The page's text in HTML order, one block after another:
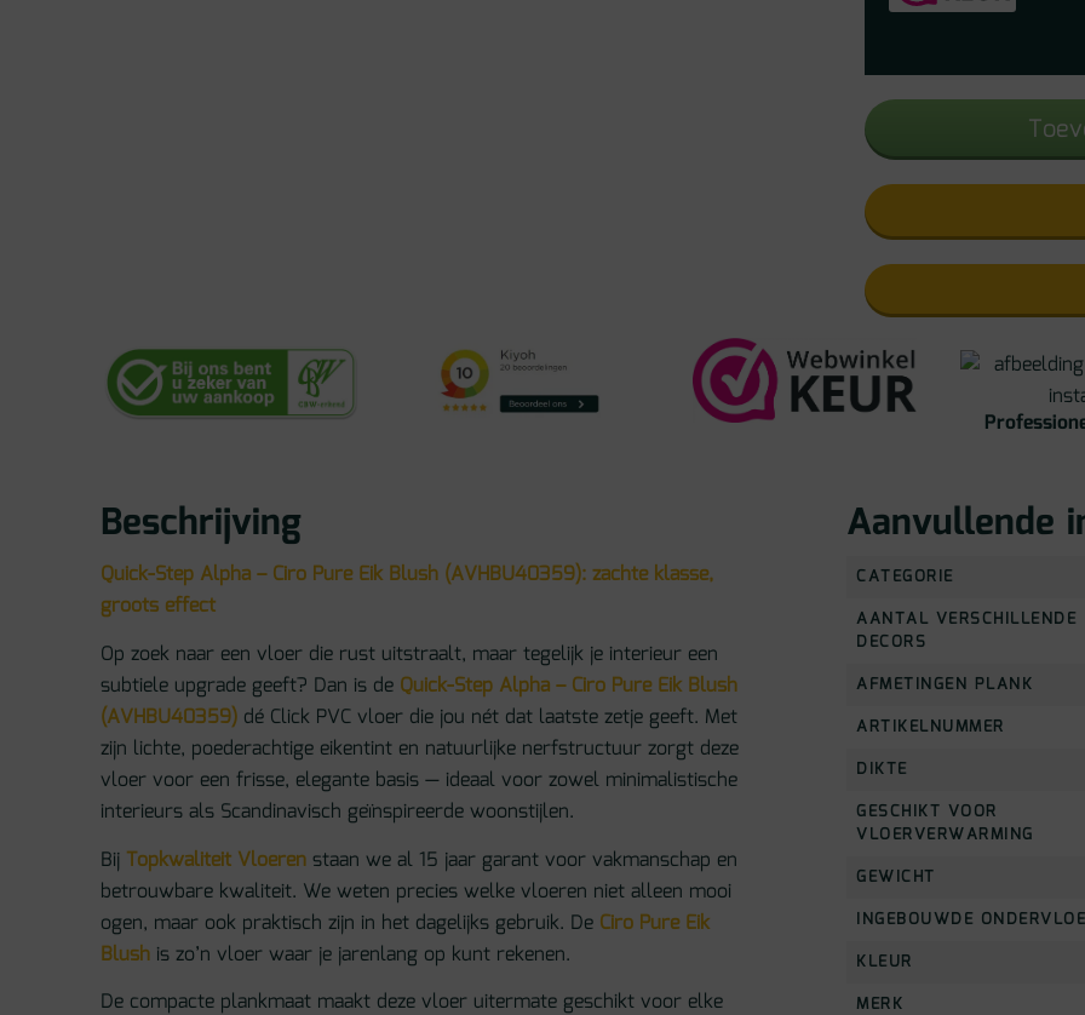
Beschrijving
Quick-Step Alpha – Ciro Pure Eik Blush (AVHBU40359): zachte klasse,
groots effect
Op zoek naar een vloer die rust uitstraalt, maar tegelijk je interieur een
subtiele upgrade geeft? Dan is de Quick-Step Alpha – Ciro Pure Eik Blush
(AVHBU40359) dé Click PVC vloer die jou nét dat laatste zetje geeft. Met
zijn lichte, poederachtige eikentint en natuurlijke nerfstructuur zorgt deze
vloer voor een frisse, elegante basis — ideaal voor zowel minimalistische
interieurs als Scandinavisch geïnspireerde woonstijlen.
Bij Topkwaliteit Vloeren staan we al 15 jaar garant voor vakmanschap en
betrouwbare kwaliteit. We weten precies welke vloeren niet alleen mooi
ogen, maar ook praktisch zijn in het dagelijks gebruik. De Ciro Pure Eik
Blush is zo’n vloer waar je jarenlang op kunt rekenen.
De compacte plankmaat maakt deze vloer uitermate geschikt voor elke
Aanvullende
CATEGORIE
AANTAL VERSCHILLENDE
DECORS
AFMETINGEN PLANK
ARTIKELNUMMER
DIKTE
GESCHIKT VOOR
VLOERVERWARMING
GEWICHT
INGEBOUWDE
KLEUR
MERK